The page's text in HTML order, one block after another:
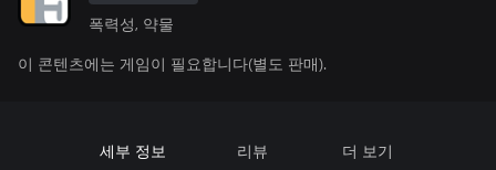
폭력성, 약물
이 콘텐츠에는 게임이 필요합니다(별도 판매).
세부 정보 리뷰 더 보기